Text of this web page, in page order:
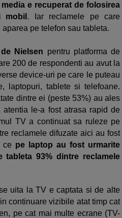
e recuperat de folosirea
mobil . Iar reclamele pe care
pe telefon sau tableta.
Nielsen pentru platforma de
200 de respondenti au avut la
device-uri pe care le puteau
laptopuri, tablete si telefoane.
dintre ei (peste 53%) au ales
le-a fost atrasa rapid de
TV a continuat sa ruleze pe
reclamele difuzate aici au fost
ce pe laptop au fost urmarite
tableta 93% dintre reclamele
uita la TV e captata si de alte
continuare vizibile atat timp cat
pe cat mai multe ecrane (TV-